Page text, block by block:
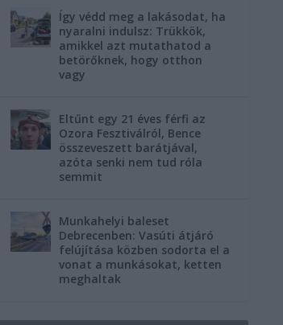
Így védd meg a lakásodat, ha
nyaralni indulsz: Trükkök,
amikkel azt mutathatod a
betörőknek, hogy otthon
vagy
Eltűnt egy 21 éves férfi az
Ozora Fesztiválról, Bence
összeveszett barátjával,
azóta senki nem tud róla
semmit
Munkahelyi baleset
Debrecenben: Vasúti átjáró
felújítása közben sodorta el a
vonat a munkásokat, ketten
meghaltak